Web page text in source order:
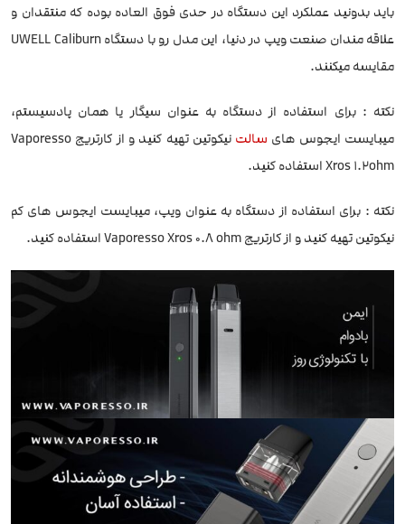
باید بدونید عملکرد این دستگاه در حدی فوق العاده بوده که منتقدان و
علاقه مندان صنعت ویپ در دنیا، این مدل رو با دستگاه UWELL Caliburn
مقایسه میکنند.
نکته : برای استفاده از دستگاه به عنوان سیگار یا همان پادسیستم،
میبایست ایجوس های سالت
نیکوتین تهیه کنید و از کارتریج Vaporesso
Xros 1.2ohm استفاده کنید.
نکته : برای استفاده از دستگاه به عنوان ویپ، میبایست ایجوس های کم
نیکوتین تهیه کنید و از کارتریج Vaporesso Xros 0.8 ohm استفاده کنید.